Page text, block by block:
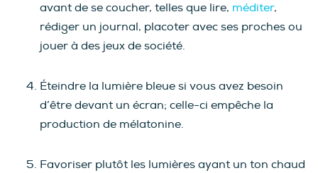
avant de se coucher, telles que lire, méditer,
rédiger un journal, placoter avec ses proches ou
jouer à des jeux de société.
Éteindre la lumière bleue si vous avez besoin
d’être devant un écran; celle-ci empêche la
production de mélatonine.
Favoriser plutôt les lumières ayant un ton chaud